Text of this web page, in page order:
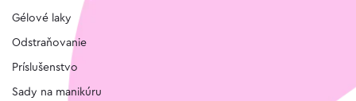
Gélové laky
Odstraňovanie
Príslušenstvo
Sady na manikúru